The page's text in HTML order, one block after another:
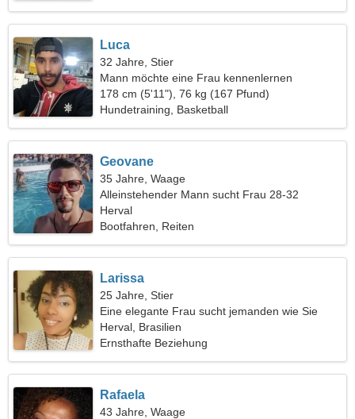
Luca
32 Jahre, Stier
Mann möchte eine Frau kennenlernen
178 cm (5'11"), 76 kg (167 Pfund)
Hundetraining, Basketball
Geovane
35 Jahre, Waage
Alleinstehender Mann sucht Frau 28-32
Herval
Bootfahren, Reiten
Larissa
25 Jahre, Stier
Eine elegante Frau sucht jemanden wie Sie
Herval, Brasilien
Ernsthafte Beziehung
Rafaela
43 Jahre, Waage